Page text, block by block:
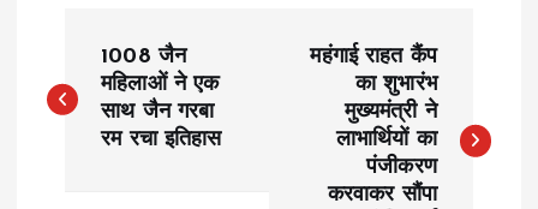
o
1008 जैन
महिलाओं ने एक
साथ जैन गरबा
रम रचा इतिहास
महंगाई राहत कैंप
का शुभारंभ
मुख्यमंत्री ने
लाभार्थियों का
पंजीकरण
करवाकर सौंपा